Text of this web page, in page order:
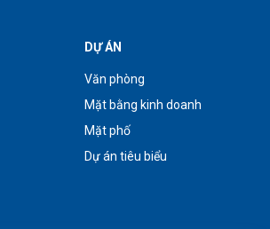
DỰ ÁN
Văn phòng
Mặt bằng kinh doanh
Mặt phố
Dự án tiêu biểu